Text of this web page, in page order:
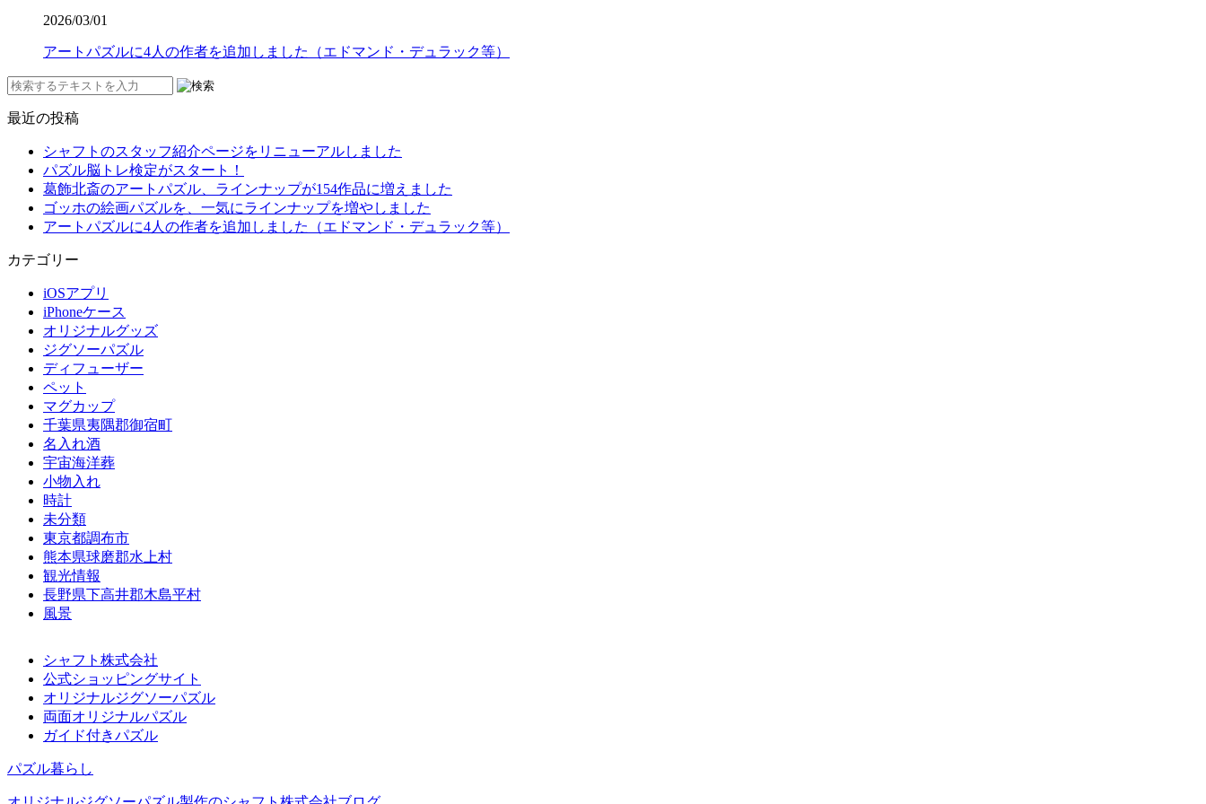
2026/03/01
アートパズルに4人の作者を追加しました（エドマンド・デュラック等）
最近の投稿
シャフトのスタッフ紹介ページをリニューアルしました
パズル脳トレ検定がスタート！
葛飾北斎のアートパズル、ラインナップが154作品に増えました
ゴッホの絵画パズルを、一気にラインナップを増やしました
アートパズルに4人の作者を追加しました（エドマンド・デュラック等）
カテゴリー
iOSアプリ
iPhoneケース
オリジナルグッズ
ジグソーパズル
ディフューザー
ペット
マグカップ
千葉県夷隅郡御宿町
名入れ酒
宇宙海洋葬
小物入れ
時計
未分類
東京都調布市
熊本県球磨郡水上村
観光情報
長野県下高井郡木島平村
風景
シャフト株式会社
公式ショッピングサイト
オリジナルジグソーパズル
両面オリジナルパズル
ガイド付きパズル
パズル暮らし